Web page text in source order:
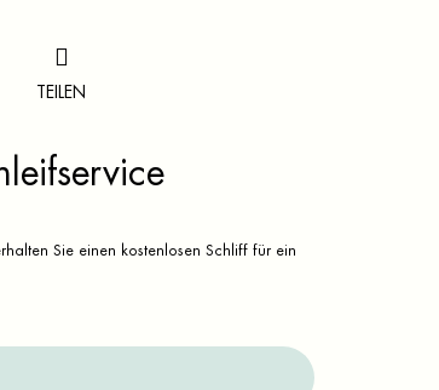
TEILEN
Sie einen kostenlosen Schliff für ein